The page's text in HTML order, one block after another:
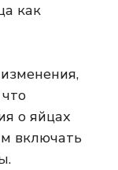
как
о яйцах
включать